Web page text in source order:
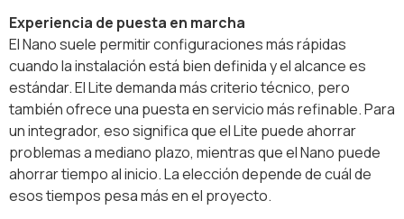
Experiencia de puesta en marcha
El Nano suele permitir configuraciones más rápidas
cuando la instalación está bien definida y el alcance es
estándar. El Lite demanda más criterio técnico, pero
también ofrece una puesta en servicio más refinable. Para
un integrador, eso significa que el Lite puede ahorrar
problemas a mediano plazo, mientras que el Nano puede
ahorrar tiempo al inicio. La elección depende de cuál de
esos tiempos pesa más en el proyecto.